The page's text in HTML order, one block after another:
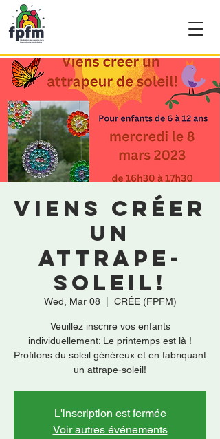
VIENS CRÉER
UN
ATTRAPE-
SOLEIL!
Wed, Mar 08
  |
CRÉE (FPFM)
Veuillez inscrire vos enfants
individuellement: Le printemps est là !
Profitons du soleil généreux et en fabriquant
un attrape-soleil!
L'inscription est fermée
Voir autres événements